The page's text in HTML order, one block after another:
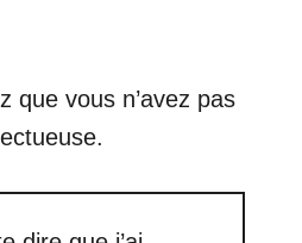
que vous n’avez pas